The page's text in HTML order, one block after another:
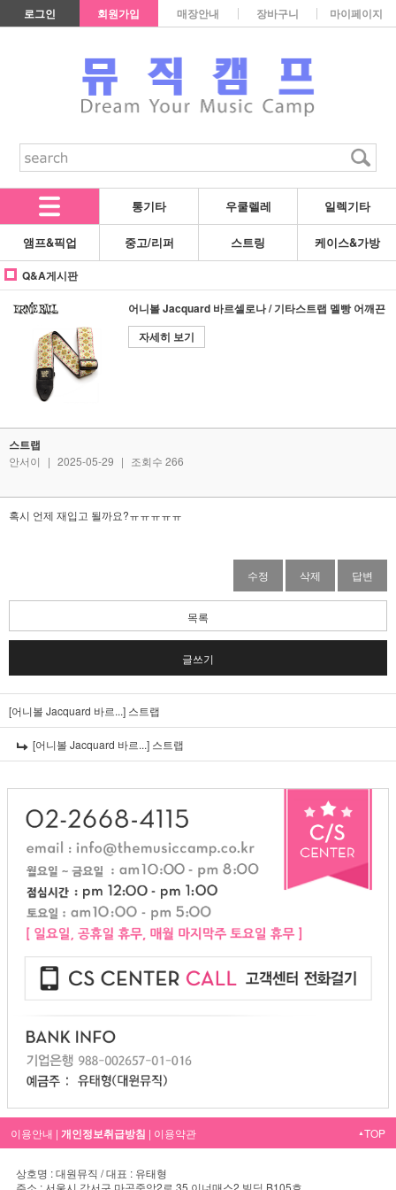
로그인 회원가입 매장안내 장바구니 마이페이지
통기타 우쿨렐레 일렉기타
앰프&픽업 중고/리퍼 스트링 케이스&가방
Q&A게시판
어니볼 Jacquard 바르셀로나 / 기타스트랩 멜빵 어깨끈
자세히 보기
스트랩
안서이 | 2025-05-29 | 조회수 266
혹시 언제 재입고 될까요?ㅠㅠㅠㅠㅠ
수정 삭제 답변
목록
글쓰기
[어니볼 Jacquard 바르...] 스트랩
[어니볼 Jacquard 바르...] 스트랩
이용안내 | 개인정보취급방침 | 이용약관 ▲TOP
상호명 : 대원뮤직 / 대표 : 유태형